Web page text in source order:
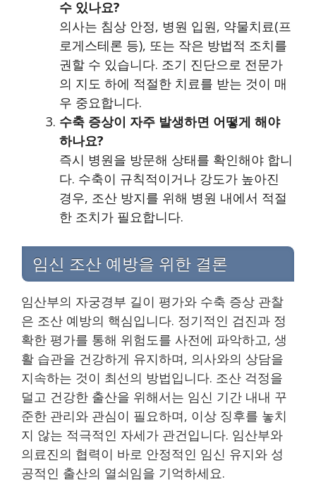
수 있나요?
의사는 침상 안정, 병원 입원, 약물치료(프
로게스테론 등), 또는 작은 방법적 조치를
권할 수 있습니다. 조기 진단으로 전문가
의 지도 하에 적절한 치료를 받는 것이 매
우 중요합니다.
수축 증상이 자주 발생하면 어떻게 해야
하나요?
즉시 병원을 방문해 상태를 확인해야 합니
다. 수축이 규칙적이거나 강도가 높아진
경우, 조산 방지를 위해 병원 내에서 적절
한 조치가 필요합니다.
임신 조산 예방을 위한 결론
임산부의 자궁경부 길이 평가와 수축 증상 관찰
은 조산 예방의 핵심입니다. 정기적인 검진과 정
확한 평가를 통해 위험도를 사전에 파악하고, 생
활 습관을 건강하게 유지하며, 의사와의 상담을
지속하는 것이 최선의 방법입니다. 조산 걱정을
덜고 건강한 출산을 위해서는 임신 기간 내내 꾸
준한 관리와 관심이 필요하며, 이상 징후를 놓치
지 않는 적극적인 자세가 관건입니다. 임산부와
의료진의 협력이 바로 안정적인 임신 유지와 성
공적인 출산의 열쇠임을 기억하세요.